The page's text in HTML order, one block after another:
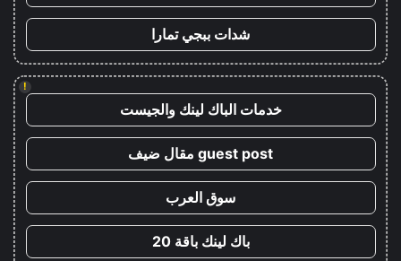
شدات ببجي تمارا
!
خدمات الباك لينك والجيست
guest post مقال ضيف
سوق العرب
باك لينك باقة 20